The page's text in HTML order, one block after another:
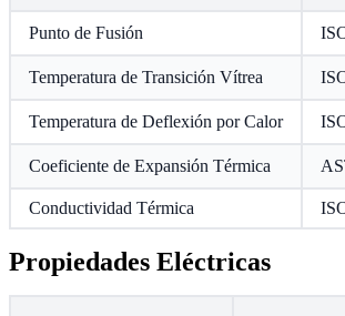
Punto de Fusión
Temperatura de Transición Vítrea
Temperatura de Deflexión por Calor
Coeficiente de Expansión Térmica
Conductividad Térmica
Propiedades Eléctricas